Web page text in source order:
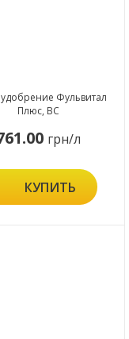
Фульвитал
Плюс, ВС
грн/л
КУПИТЬ